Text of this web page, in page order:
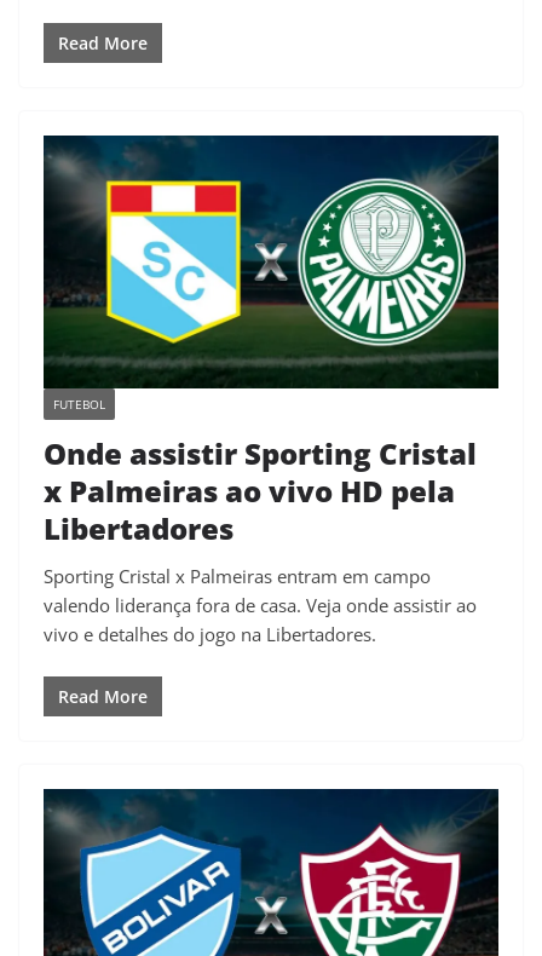
Read More
FUTEBOL
Onde assistir Sporting Cristal
x Palmeiras ao vivo HD pela
Libertadores
Sporting Cristal x Palmeiras entram em campo
valendo liderança fora de casa. Veja onde assistir ao
vivo e detalhes do jogo na Libertadores.
Read More